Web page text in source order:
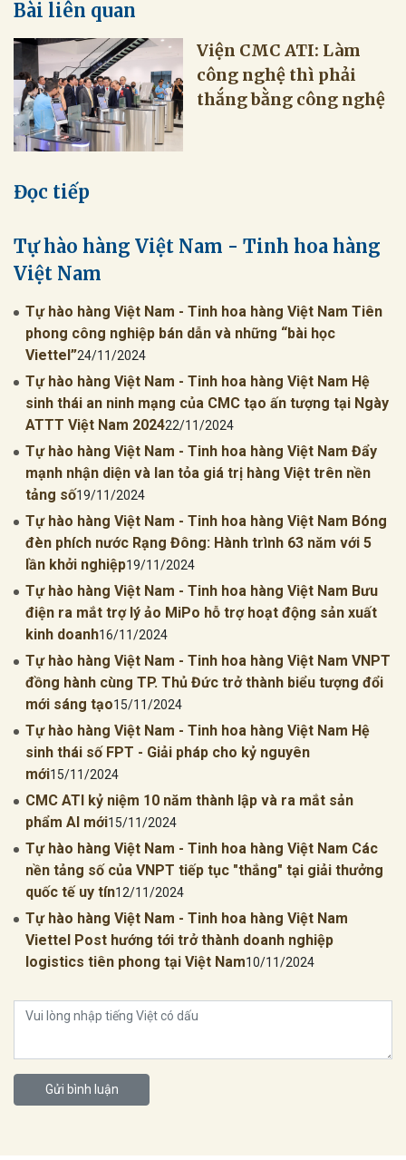
Bài liên quan
Viện CMC ATI: Làm
công nghệ thì phải
thắng bằng công nghệ
Đọc tiếp
Tự hào hàng Việt Nam - Tinh hoa hàng
Việt Nam
Tự hào hàng Việt Nam - Tinh hoa hàng Việt Nam Tiên
phong công nghiệp bán dẫn và những “bài học
Viettel”24/11/2024
Tự hào hàng Việt Nam - Tinh hoa hàng Việt Nam Hệ
sinh thái an ninh mạng của CMC tạo ấn tượng tại Ngày
ATTT Việt Nam 202422/11/2024
Tự hào hàng Việt Nam - Tinh hoa hàng Việt Nam Đẩy
mạnh nhận diện và lan tỏa giá trị hàng Việt trên nền
tảng số19/11/2024
Tự hào hàng Việt Nam - Tinh hoa hàng Việt Nam Bóng
đèn phích nước Rạng Đông: Hành trình 63 năm với 5
lần khởi nghiệp19/11/2024
Tự hào hàng Việt Nam - Tinh hoa hàng Việt Nam Bưu
điện ra mắt trợ lý ảo MiPo hỗ trợ hoạt động sản xuất
kinh doanh16/11/2024
Tự hào hàng Việt Nam - Tinh hoa hàng Việt Nam VNPT
đồng hành cùng TP. Thủ Đức trở thành biểu tượng đổi
mới sáng tạo15/11/2024
Tự hào hàng Việt Nam - Tinh hoa hàng Việt Nam Hệ
sinh thái số FPT - Giải pháp cho kỷ nguyên
mới15/11/2024
CMC ATI kỷ niệm 10 năm thành lập và ra mắt sản
phẩm AI mới15/11/2024
Tự hào hàng Việt Nam - Tinh hoa hàng Việt Nam Các
nền tảng số của VNPT tiếp tục "thắng" tại giải thưởng
quốc tế uy tín12/11/2024
Tự hào hàng Việt Nam - Tinh hoa hàng Việt Nam
Viettel Post hướng tới trở thành doanh nghiệp
logistics tiên phong tại Việt Nam10/11/2024
Gửi bình luận